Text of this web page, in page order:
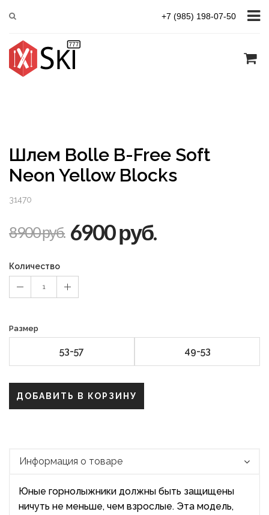
+7 (985) 198-07-50
Шлем Bolle B-Free Soft
Neon Yellow Blocks
31470
8900 руб. 6900 руб.
Количество
1
Размер
53-57 49-53
ДОБАВИТЬ В КОРЗИНУ
Информация о товаре
Юные горнолыжники должны быть защищены
ничуть не меньше, чем взрослые. Эта модель,